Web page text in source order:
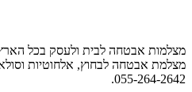
מצלמות אבטחה לבית ולעסק בכל
055-264-2642.